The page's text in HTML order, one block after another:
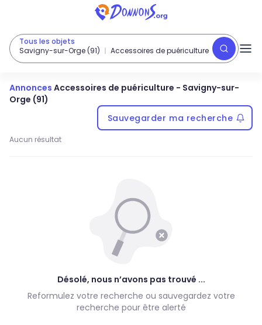
Tous les objets
Savigny-sur-Orge (91)
Accessoires de puériculture
Annonces Accessoires de puériculture - Savigny-sur-
Orge (91)
Sauvegarder ma recherche
Aucun résultat
Désolé, nous n’avons pas trouvé ...
Reformulez votre recherche ou sauvegardez votre
recherche pour être alerté